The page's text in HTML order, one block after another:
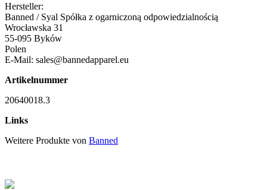
Hersteller:
Banned / Syal Spółka z ogarniczoną odpowiedzialnością
Wrocławska 31
55-095 Byków
Polen
E-Mail: sales@bannedapparel.eu
Artikelnummer
20640018.3
Links
Weitere Produkte von Banned